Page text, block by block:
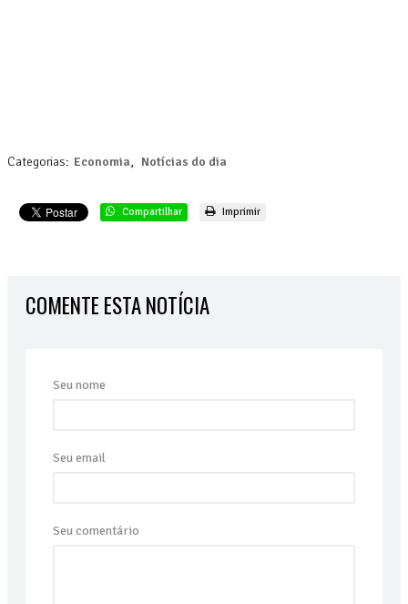
Categorias: Economia, Notícias do dia
Compartilhar Imprimir
COMENTE ESTA NOTÍCIA
Seu nome
Seu email
Seu comentário